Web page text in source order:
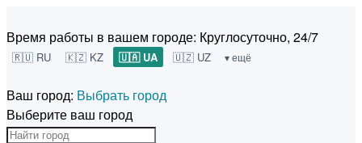
Время работы в вашем городе: Круглосуточно, 24/7
🇷🇺 RU 🇰🇿 KZ 🇺🇦 UA 🇺🇿 UZ ▾ ещё
Ваш город: Выбрать город
Выберите ваш город